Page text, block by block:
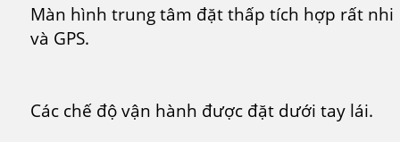
Màn hình trung tâm đặt thấp tích hợp rất
và GPS.
Các chế độ vận hành được đặt dưới tay lái.